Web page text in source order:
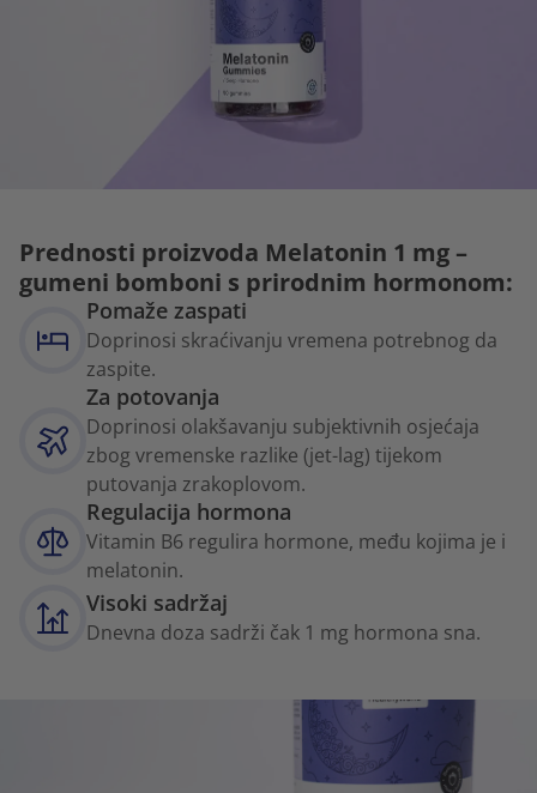
Prednosti proizvoda Melatonin 1 mg –
gumeni bomboni s prirodnim hormonom:
Pomaže zaspati
Doprinosi skraćivanju vremena potrebnog da
zaspite.
Za potovanja
Doprinosi olakšavanju subjektivnih osjećaja
zbog vremenske razlike (jet-lag) tijekom
putovanja zrakoplovom.
Regulacija hormona
Vitamin B6 regulira hormone, među kojima je i
melatonin.
Visoki sadržaj
Dnevna doza sadrži čak 1 mg hormona sna.